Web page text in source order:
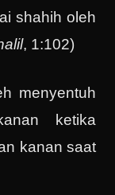
shahih oleh
, 1:102)
menyentuh
ketika
kanan saat